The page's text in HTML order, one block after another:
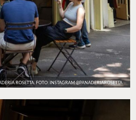
ROSETTA. FOTO: INSTAGRAM @PANADERIAROSETTA